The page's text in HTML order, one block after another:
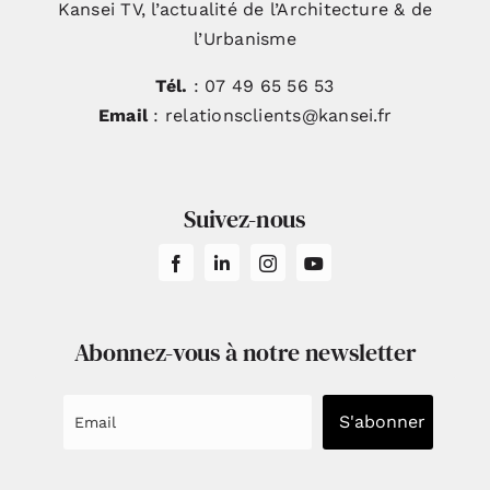
Kansei TV, l’actualité de l’Architecture & de
l’Urbanisme
Tél. : 07 49 65 56 53
Email: relationsclients@kansei.fr
Suivez-nous
Abonnez-vous à notre newsletter
S'abonner